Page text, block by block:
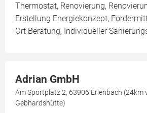
Thermostat, Renovierung,
Erstellung Energiekonzept,
Ort Beratung, Individueller
Adrian GmbH
Am Sportplatz 2, 63906 Erlenbach (24km
Gebhardshütte)